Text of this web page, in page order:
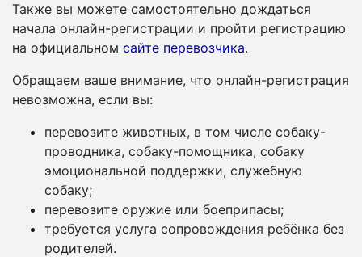
Также вы можете самостоятельно дождаться
начала онлайн-регистрации и пройти регистрацию
на официальном сайте перевозчика.
Обращаем ваше внимание, что онлайн-регистрация
невозможна, если вы:
перевозите животных, в том числе собаку-
проводника, собаку-помощника, собаку
эмоциональной поддержки, служебную
собаку;
перевозите оружие или боеприпасы;
требуется услуга сопровождения ребёнка без
родителей.